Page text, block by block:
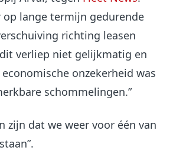
op lange termijn gedurende
richting leasen
verliep niet gelijkmatig en
onzekerheid was
schommelingen.”
zijn dat we weer voor één van